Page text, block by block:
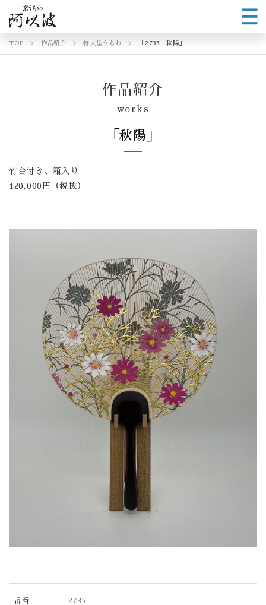
TOP 作品紹介 特大型うちわ 「2735 秋陽」
作品紹介
works
「秋陽」
竹台付き、箱入り
120,000円（税抜）
品番 2735